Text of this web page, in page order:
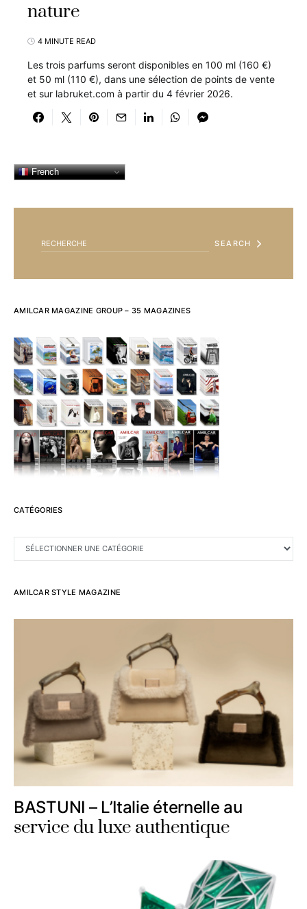
nature
4 MINUTE READ
Les trois parfums seront disponibles en 100 ml (160 €)
et 50 ml (110 €), dans une sélection de points de vente
et sur labruket.com à partir du 4 février 2026.
French
SEARCH
AMILCAR MAGAZINE GROUP – 35 MAGAZINES
CATÉGORIES
CATÉGORIES
AMILCAR STYLE MAGAZINE
BASTUNI – L’Italie éternelle au
service du luxe authentique